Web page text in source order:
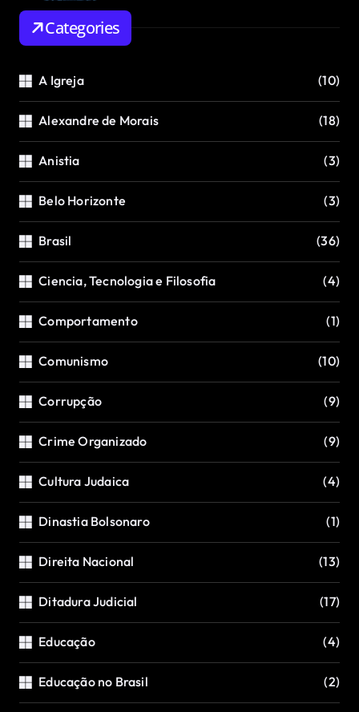
Categories
A Igreja (10)
Alexandre de Morais (18)
Anistia (3)
Belo Horizonte (3)
Brasil (36)
Ciencia, Tecnologia e Filosofia (4)
Comportamento (1)
Comunismo (10)
Corrupção (9)
Crime Organizado (9)
Cultura Judaica (4)
Dinastia Bolsonaro (1)
Direita Nacional (13)
Ditadura Judicial (17)
Educação (4)
Educação no Brasil (2)